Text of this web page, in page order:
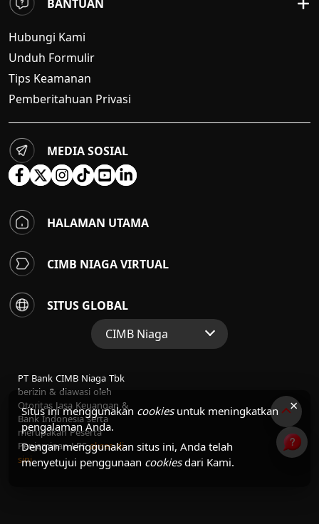
×
Situs ini menggunakan cookiesuntuk meningkatkan
pengalaman Anda.
Dengan menggunakan situs ini, Anda telah
menyetujui penggunaan cookiesdari Kami.
BANTUAN
Hubungi Kami
Unduh Formulir
Tips Keamanan
Pemberitahuan Privasi
MEDIA SOSIAL
HALAMAN UTAMA
CIMB NIAGA VIRTUAL
SITUS GLOBAL
CIMB Niaga
Perbankan Konsumen
Perbankan Syariah
PT Bank CIMB Niaga Tbk
berizin & diawasi oleh
Otoritas Jasa Keuangan &
Bank Indonesia serta
merupakan Peserta
Penjaminan LPSakses di
sini